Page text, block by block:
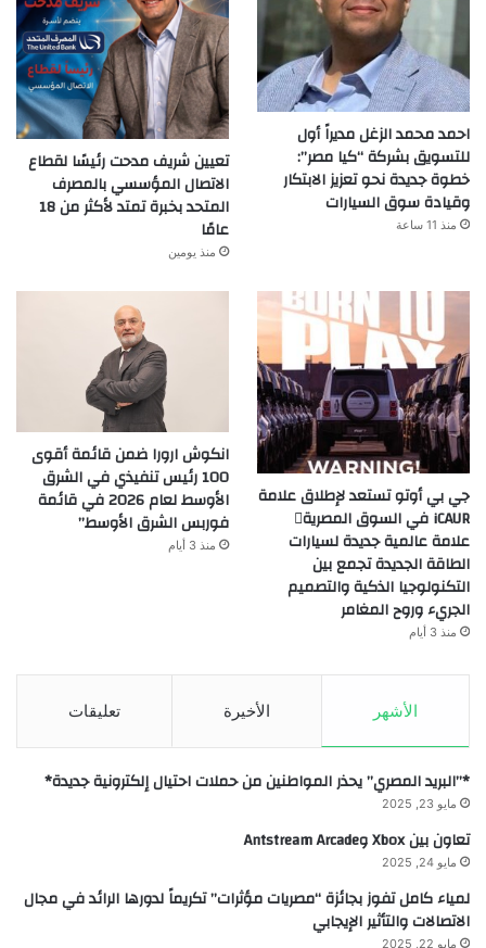
احمد محمد الزغل مديراً أول
للتسويق بشركة “كيا مصر”:
خطوة جديدة نحو تعزيز الابتكار
وقيادة سوق السيارات
منذ 11 ساعة
تعيين شريف مدحت رئيسًا لقطاع
الاتصال المؤسسي بالمصرف
المتحد بخبرة تمتد لأكثر من 18
عامًا
منذ يومين
جي بي أوتو تستعد لإطلاق علامة
iCAUR في السوق المصرية
علامة عالمية جديدة لسيارات
الطاقة الجديدة تجمع بين
التكنولوجيا الذكية والتصميم
الجريء وروح المغامر
منذ 3 أيام
انكوش ارورا ضمن قائمة أقوى
100 رئيس تنفيذي في الشرق
الأوسط لعام 2026 في قائمة
فوربس الشرق الأوسط”
منذ 3 أيام
الأشهر الأخيرة تعليقات
*”البريد المصري” يحذر المواطنين من حملات احتيال إلكترونية جديدة*
مايو 23, 2025
تعاون بين Xbox وAntstream Arcade
مايو 24, 2025
لمياء كامل تفوز بجائزة “مصريات مؤثرات” تكريماً لدورها الرائد في مجال
الاتصالات والتأثير الإيجابي
مايو 22, 2025